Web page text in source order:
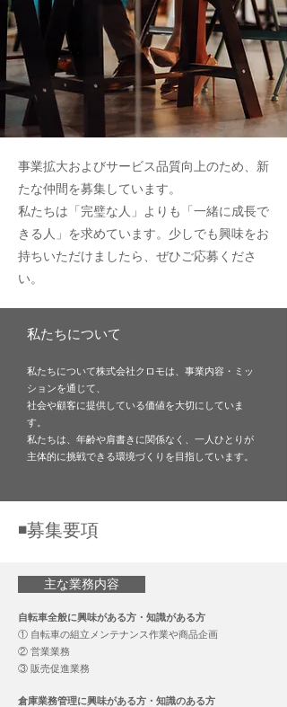
事業拡大およびサービス品質向上のため、新
たな仲間を募集しています。
私たちは「完璧な人」よりも「一緒に成長で
きる人」を求めています。少しでも興味をお
持ちいただけましたら、ぜひご応募くださ
い。
私たちについて
私たちについて株式会社クロモは、事業内容・ミッ
ションを通じて、
社会や顧客に提供している価値を大切にしていま
す。
私たちは、年齢や肩書きに関係なく、一人ひとりが
主体的に挑戦できる環境づくりを目指しています。
◾️募集要項
主な業務内容
自転車全般に興味がある方・知識がある方
① 自転車の組立メンテナンス作業や商品企画
② 営業業務
③ 販売促進業務
倉庫業務管理に興味がある方・知識のある方